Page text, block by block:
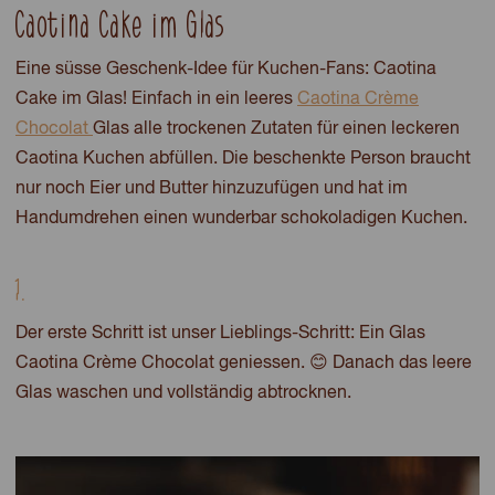
Caotina Cake im Glas
Eine süsse Geschenk-Idee für Kuchen-Fans: Caotina
Cake im Glas! Einfach in ein leeres Caotina Crème
Chocolat Glas alle trockenen Zutaten für einen leckeren
Caotina Kuchen abfüllen. Die beschenkte Person braucht
nur noch Eier und Butter hinzuzufügen und hat im
Handumdrehen einen wunderbar schokoladigen Kuchen.
1.
Der erste Schritt ist unser Lieblings-Schritt: Ein Glas
Caotina Crème Chocolat geniessen. 😊 Danach das leere
Glas waschen und vollständig abtrocknen.